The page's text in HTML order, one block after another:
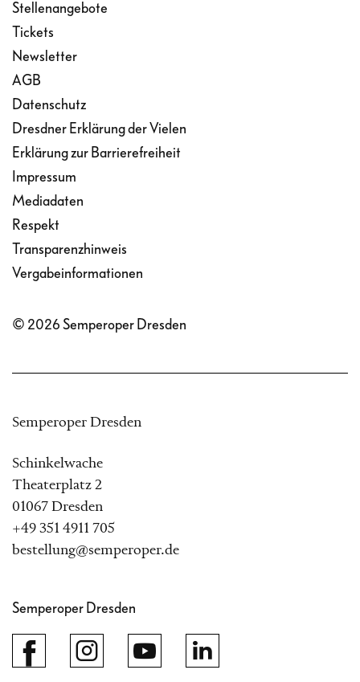
Stellenangebote
Tickets
Newsletter
AGB
Datenschutz
Dresdner Erklärung der Vielen
Erklärung zur Barrierefreiheit
Impressum
Mediadaten
Respekt
Transparenzhinweis
Vergabeinformationen
© 2026 Semperoper Dresden
Semperoper Dresden
Schinkelwache
Theaterplatz 2
01067 Dresden
+49 351 4911 705
bestellung@semperoper.de
Semperoper Dresden